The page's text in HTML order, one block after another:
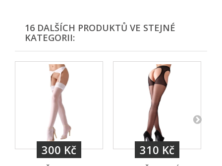
16 DALŠÍCH PRODUKTŮ VE STEJNÉ
KATEGORII:
300 Kč 310 Kč